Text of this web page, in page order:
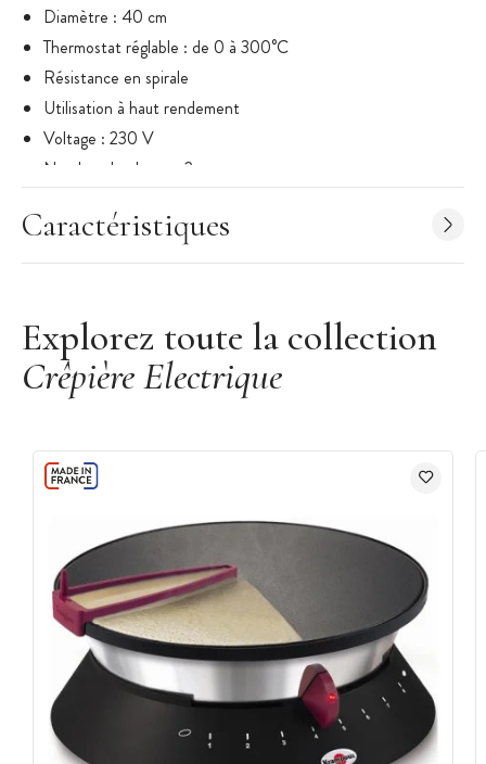
Diamètre : 40 cm
Thermostat réglable : de 0 à 300°C
Résistance en spirale
Utilisation à haut rendement
Voltage : 230 V
Nombre de plaque : 2
appel à un professionnel si nécessaire.
Merci de vérifier le matériel lors de la livraison : nous ne
Caractéristiques
Explorez toute la collection
Crêpière Electrique